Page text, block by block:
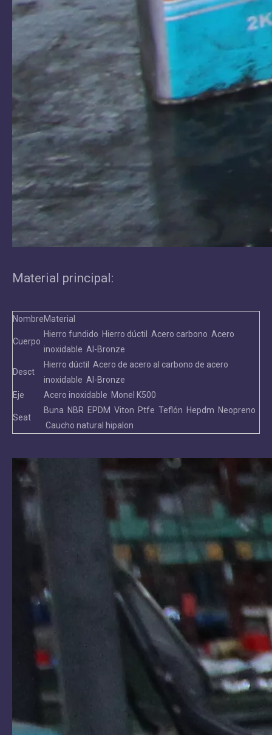
Material principal:
NombreMaterial
Cuerpo
Hierro fundido Hierro dúctil Acero carbono Acero
inoxidable Al-Bronze
Desct
Hierro dúctil Acero de acero al carbono de acero
inoxidable Al-Bronze
Eje
Acero inoxidable Monel K500
Seat
Buna NBR EPDM Viton Ptfe Teflón Hepdm Neopreno
Caucho natural hipalon